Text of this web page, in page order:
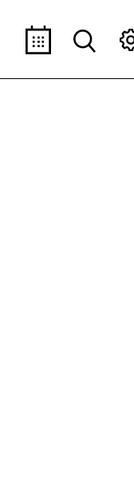
AOÛ SEP
Taille du texte